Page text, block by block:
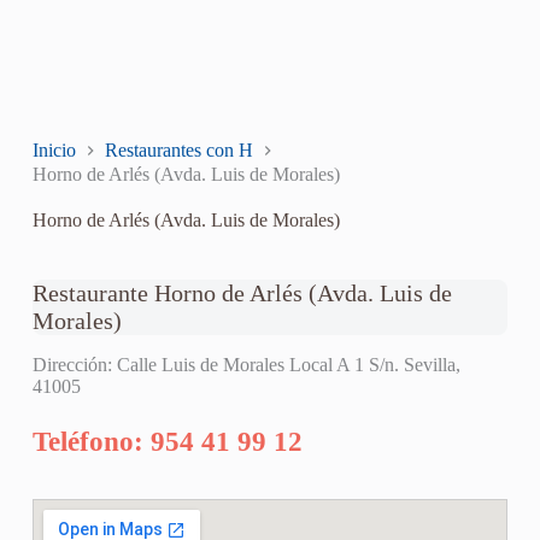
Inicio
Restaurantes con H
Horno de Arlés (Avda. Luis de Morales)
Horno de Arlés (Avda. Luis de Morales)
Restaurante Horno de Arlés (Avda. Luis de
Morales)
Dirección: Calle Luis de Morales Local A 1 S/n. Sevilla,
41005
Teléfono: 954 41 99 12